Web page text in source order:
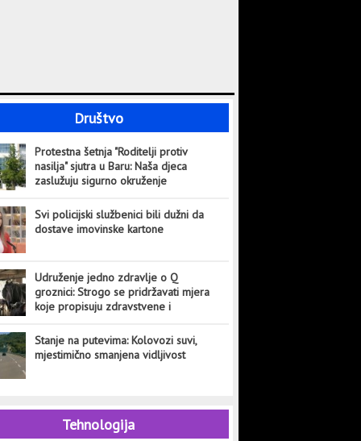
Društvo
Protestna šetnja "Roditelji protiv
nasilja" sjutra u Baru: Naša djeca
zaslužuju sigurno okruženje
Svi policijski službenici bili dužni da
dostave imovinske kartone
Udruženje jedno zdravlje o Q
groznici: Strogo se pridržavati mjera
koje propisuju zdravstvene i
Stanje na putevima: Kolovozi suvi,
mjestimično smanjena vidljivost
Tehnologija